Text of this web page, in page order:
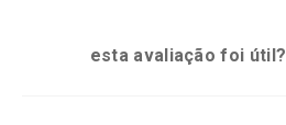
esta avaliação foi útil?